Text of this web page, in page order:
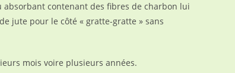
contenant des fibres de charbon lui
jute pour le côté « gratte-gratte » sans
mois voire plusieurs années.